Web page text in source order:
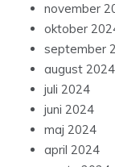
november
oktober
september
august 2024
juli 2024
juni 2024
maj 2024
april 2024